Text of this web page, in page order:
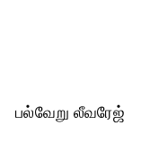
பல்வேறு லீவரேஜ்